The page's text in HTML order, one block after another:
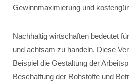
Gewinnmaximierung und
Nachhaltig wirtschaften bedeutet
und achtsam zu handeln. Diese
Beispiel die Gestaltung der
Beschaffung der Rohstoffe und